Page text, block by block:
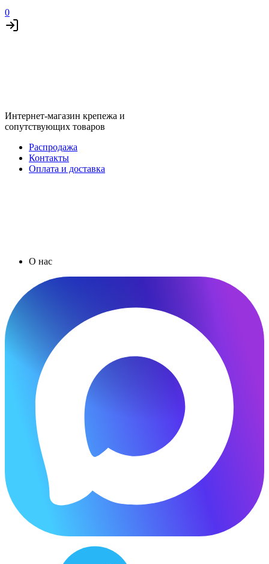
0
Интернет-магазин крепежа и
сопутствующих товаров
Распродажа
Контакты
Оплата и доставка
О нас